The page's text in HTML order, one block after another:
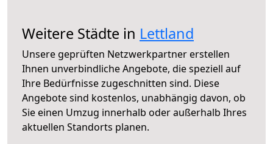
Weitere Städte in Lettland
Unsere geprüften Netzwerkpartner erstellen
Ihnen unverbindliche Angebote, die speziell auf
Ihre Bedürfnisse zugeschnitten sind. Diese
Angebote sind kostenlos, unabhängig davon, ob
Sie einen Umzug innerhalb oder außerhalb Ihres
aktuellen Standorts planen.